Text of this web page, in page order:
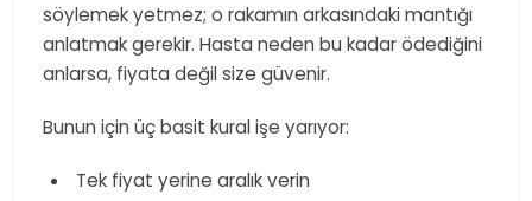
söylemek yetmez; o rakamın arkasındaki mantığı
anlatmak gerekir. Hasta neden bu kadar ödediğini
anlarsa, fiyata değil size güvenir.
Bunun için üç basit kural işe yarıyor:
​ Tek fiyat yerine aralık verin